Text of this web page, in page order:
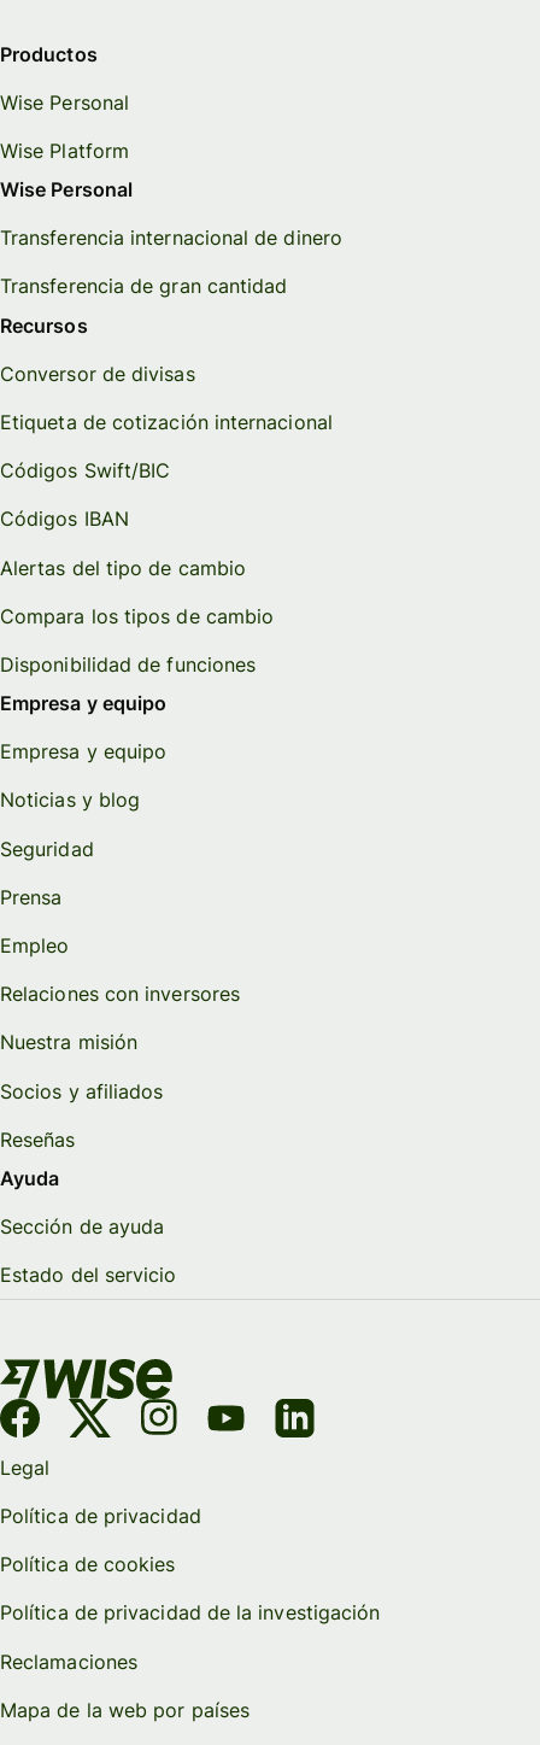
Productos
Wise Personal
Wise Platform
Wise Personal
Transferencia internacional de dinero
Transferencia de gran cantidad
Recursos
Conversor de divisas
Etiqueta de cotización internacional
Códigos Swift/BIC
Códigos IBAN
Alertas del tipo de cambio
Compara los tipos de cambio
Disponibilidad de funciones
Empresa y equipo
Empresa y equipo
Noticias y blog
Seguridad
Prensa
Empleo
Relaciones con inversores
Nuestra misión
Socios y afiliados
Reseñas
Ayuda
Sección de ayuda
Estado del servicio
Legal
Política de privacidad
Política de cookies
Política de privacidad de la investigación
Reclamaciones
Mapa de la web por países